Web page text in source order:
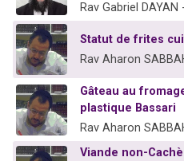
Rav Gabriel
Statut de frites
Rav Aharon
Gâteau au
plastique Bassari
Rav Aharon
Viande non-